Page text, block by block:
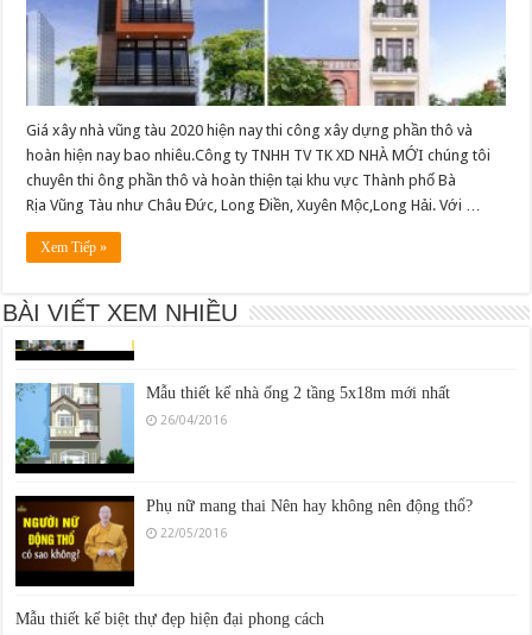
Giá xây nhà vũng tàu 2020 hiện nay thi công xây dựng phần thô và
hoàn hiện nay bao nhiêu.Công ty TNHH TV TK XD NHÀ MỚI chúng tôi
chuyên thi ông phần thô và hoàn thiện tại khu vực Thành phố Bà
Rịa Vũng Tàu như Châu Đức, Long Điền, Xuyên Mộc,Long Hải. Với …
Xem Tiếp »
BÀI VIẾT XEM NHIỀU
Top 5+ Mẫu Nhà Tiết Kiệm Chi Phí Thi Công Xu
Hướng 2026
23/04/2026
26/04/2016
Mẫu thiết kế nhà ống 2 tầng 5x18m mới nhất
Phụ nữ mang thai Nên hay không nên động thổ?
Mẫu thiết kế biệt thự đẹp hiện đại phong cách